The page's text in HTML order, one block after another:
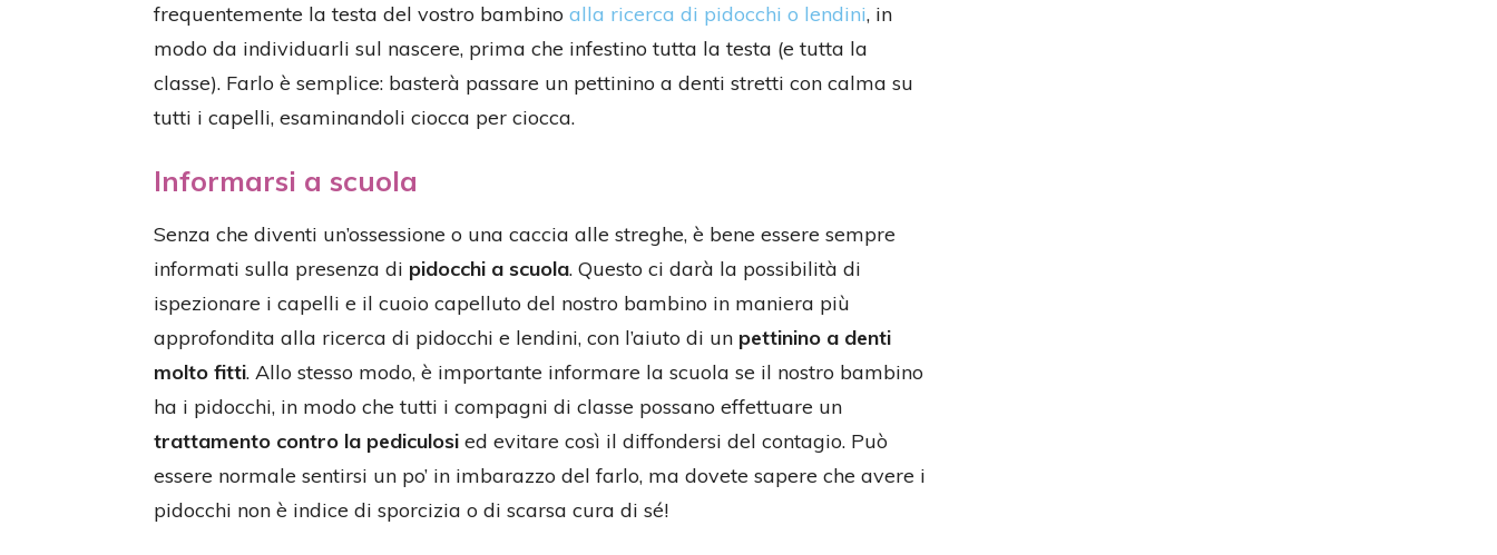
frequentemente la testa del vostro bambino alla ricerca di pidocchi o lendini, in
modo da individuarli sul nascere, prima che infestino tutta la testa (e tutta la
classe). Farlo è semplice: basterà passare un pettinino a denti stretti con calma su
tutti i capelli, esaminandoli ciocca per ciocca.
Informarsi a scuola
Senza che diventi un’ossessione o una caccia alle streghe, è bene essere sempre
informati sulla presenza di pidocchi a scuola. Questo ci darà la possibilità di
ispezionare i capelli e il cuoio capelluto del nostro bambino in maniera più
approfondita alla ricerca di pidocchi e lendini, con l’aiuto di un pettinino a denti
molto fitti. Allo stesso modo, è importante informare la scuola se il nostro bambino
ha i pidocchi, in modo che tutti i compagni di classe possano effettuare un
trattamento contro la pediculosi ed evitare così il diffondersi del contagio. Può
essere normale sentirsi un po’ in imbarazzo del farlo, ma dovete sapere che avere i
pidocchi non è indice di sporcizia o di scarsa cura di sé!